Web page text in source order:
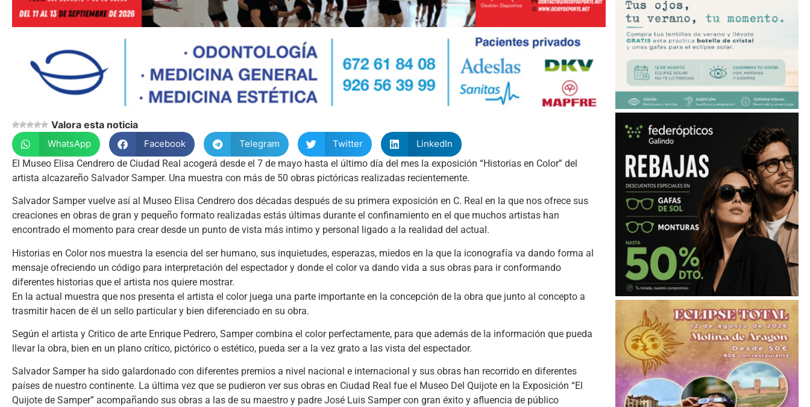
Valora esta noticia
WhatsApp Facebook Telegram Twitter
LinkedIn
El Museo Elisa Cendrero de Ciudad Real acogerá desde el 7 de mayo hasta el último día del mes la exposición “Historias en Color” del
artista alcazareño Salvador Samper. Una muestra con más de 50 obras pictóricas realizadas recientemente.
Salvador Samper vuelve así al Museo Elisa Cendrero dos décadas después de su primera exposición en C. Real en la que nos ofrece sus
creaciones en obras de gran y pequeño formato realizadas estás últimas durante el confinamiento en el que muchos artistas han
encontrado el momento para crear desde un punto de vista más intimo y personal ligado a la realidad del actual.
Historias en Color nos muestra la esencia del ser humano, sus inquietudes, esperazas, miedos en la que la iconografía va dando forma al
mensaje ofreciendo un código para interpretación del espectador y donde el color va dando vida a sus obras para ir conformando
diferentes historias que el artista nos quiere mostrar.
En la actual muestra que nos presenta el artista el color juega una parte importante en la concepción de la obra que junto al concepto a
trasmitir hacen de él un sello particular y bien diferenciado en su obra.
Según el artista y Critico de arte Enrique Pedrero, Samper combina el color perfectamente, para que además de la información que pueda
llevar la obra, bien en un plano crítico, pictórico o estético, pueda ser a la vez grato a las vista del espectador.
Salvador Samper ha sido galardonado con diferentes premios a nivel nacional e internacional y sus obras han recorrido en diferentes
países de nuestro continente. La última vez que se pudieron ver sus obras en Ciudad Real fue el Museo Del Quijote en la Exposición “El
Quijote de Samper” acompañando sus obras a las de su maestro y padre José Luis Samper con gran éxito y afluencia de público